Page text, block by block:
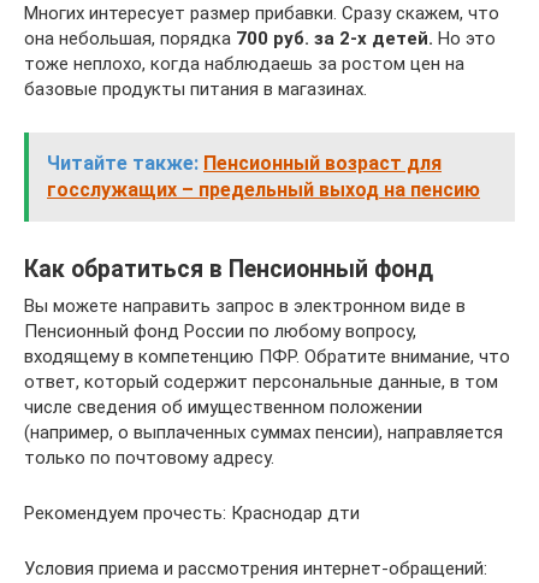
Многих интересует размер прибавки. Сразу скажем, что
она небольшая, порядка 700 руб. за 2-х детей. Но это
тоже неплохо, когда наблюдаешь за ростом цен на
базовые продукты питания в магазинах.
Читайте также: Пенсионный возраст для
госслужащих – предельный выход на пенсию
Как обратиться в Пенсионный фонд
Вы можете направить запрос в электронном виде в
Пенсионный фонд России по любому вопросу,
входящему в компетенцию ПФР. Обратите внимание, что
ответ, который содержит персональные данные, в том
числе сведения об имущественном положении
(например, о выплаченных суммах пенсии), направляется
только по почтовому адресу.
Рекомендуем прочесть: Краснодар дти
Условия приема и рассмотрения интернет-обращений: